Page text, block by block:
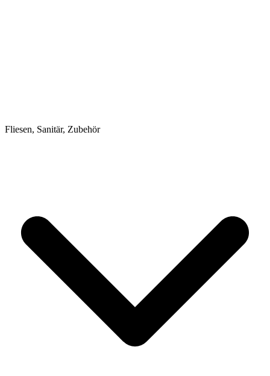
Fliesen, Sanitär, Zubehör